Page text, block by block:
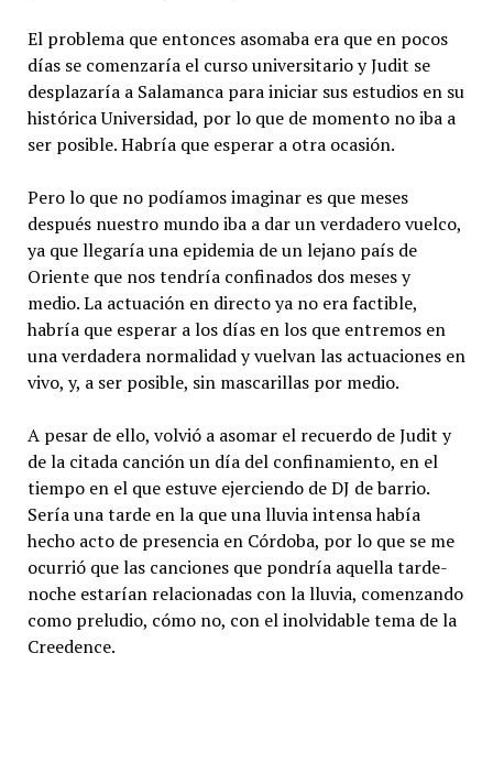
El problema que entonces asomaba era que en pocos
días se comenzaría el curso universitario y Judit se
desplazaría a Salamanca para iniciar sus estudios en su
histórica Universidad, por lo que de momento no iba a
ser posible. Habría que esperar a otra ocasión.
Pero lo que no podíamos imaginar es que meses
después nuestro mundo iba a dar un verdadero vuelco,
ya que llegaría una epidemia de un lejano país de
Oriente que nos tendría confinados dos meses y
medio. La actuación en directo ya no era factible,
habría que esperar a los días en los que entremos en
una verdadera normalidad y vuelvan las actuaciones en
vivo, y, a ser posible, sin mascarillas por medio.
A pesar de ello, volvió a asomar el recuerdo de Judit y
de la citada canción un día del confinamiento, en el
tiempo en el que estuve ejerciendo de DJ de barrio.
Sería una tarde en la que una lluvia intensa había
hecho acto de presencia en Córdoba, por lo que se me
ocurrió que las canciones que pondría aquella tarde-
noche estarían relacionadas con la lluvia, comenzando
como preludio, cómo no, con el inolvidable tema de la
Creedence.